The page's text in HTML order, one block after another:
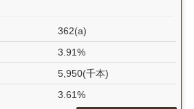
362(a)
3.91%
5,950(千本)
3.61%